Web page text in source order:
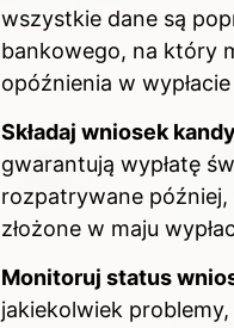
wszystkie dane są
bankowego, na który
opóźnienia w
Składaj wniosek
gwarantują wypłatę
rozpatrywane później,
złożone w maju
Monitoruj status
jakiekolwiek